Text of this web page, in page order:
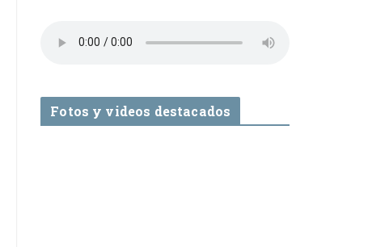
Fotos y videos destacados